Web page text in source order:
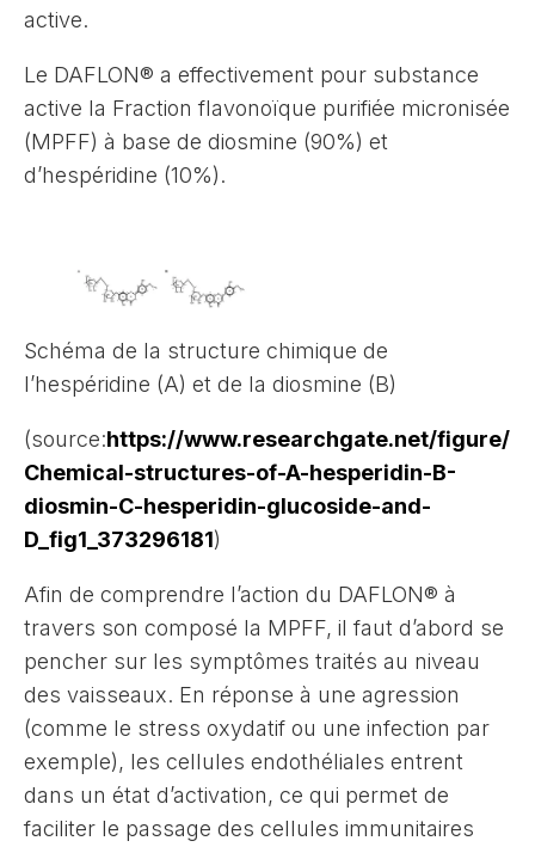
active.
Le DAFLON® a effectivement pour substance
active la Fraction flavonoïque purifiée micronisée
(MPFF) à base de diosmine (90%) et
d’hespéridine (10%).
Schéma de la structure chimique de
l’hespéridine (A) et de la diosmine (B)
(source:https://www.researchgate.net/figure/
Chemical-structures-of-A-hesperidin-B-
diosmin-C-hesperidin-glucoside-and-
D_fig1_373296181)
Afin de comprendre l’action du DAFLON® à
travers son composé la MPFF, il faut d’abord se
pencher sur les symptômes traités au niveau
des vaisseaux. En réponse à une agression
(comme le stress oxydatif ou une infection par
exemple), les cellules endothéliales entrent
dans un état d’activation, ce qui permet de
faciliter le passage des cellules immunitaires